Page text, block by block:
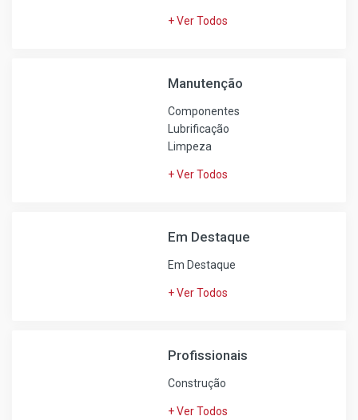
+ Ver Todos
Manutenção
Componentes
Lubrificação
Limpeza
+ Ver Todos
Em Destaque
Em Destaque
+ Ver Todos
Profissionais
Construção
+ Ver Todos